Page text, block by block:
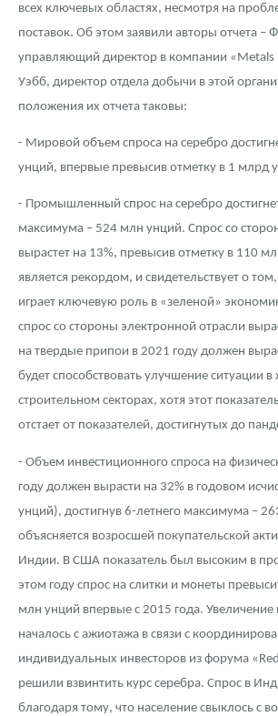
Гарри Поттер
Год Лошади
Жетоны "Необыкновенные обитатели глубин"
Ювелирные изделия
Золотая карманная галерея
Наборы подарочных и коллекционных монет
Монеты и жетоны из недрагоценных металлов
Книги по нумизматике
Условия возврата
Монеты
Политика использования Cookies
Положение по обработке и защите
Пресс-служба
всех ключевых областях, несмотря на
поставок. Об этом заявили авторы отчета
управляющий директор в компании «Metals
Уэбб, директор отдела добычи в этой
положения их отчета таковы:
- Мировой объем спроса на серебро
унций, впервые превысив отметку в 1 млрд
- Промышленный спрос на серебро
максимума – 524 млн унций. Спрос со
вырастет на 13%, превысив отметку в 110
является рекордом, и свидетельствует о
играет ключевую роль в «зеленой»
спрос со стороны электронной отрасли
на твердые припои в 2021 году должен
будет способствовать улучшение ситуации
строительном секторах, хотя этот
отстает от показателей, достигнутых до
- Объем инвестиционного спроса на
году должен вырасти на 32% в годовом
унций), достигнув 6-летнего максимума –
объясняется возросшей покупательской
Индии. В США показатель был высоким в
этом году спрос на слитки и монеты
млн унций впервые с 2015 года. Увеличение
началось с ажиотажа в связи с
индивидуальных инвесторов из форума
решили взвинтить курс серебра. Спрос в
благодаря тому, что население свыклось с